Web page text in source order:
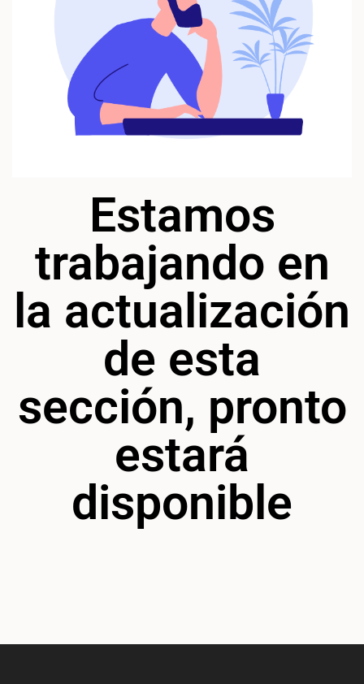
Estamos
trabajando en
la actualización
de esta
sección, pronto
estará
disponible